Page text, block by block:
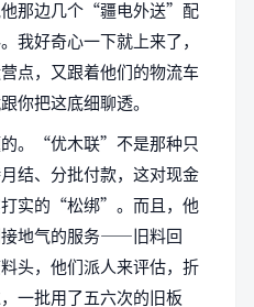
那边几个“疆电外送”配
我好奇心一下就上来了，
点，又跟着他们的物流车
你把这底细聊透。
。“优木联”不是那种只
结、分批付款，这对现金
实的“松绑”。而且，他
接地气的服务——旧料回
头，他们派人来评估，折
一批用了五六次的旧板